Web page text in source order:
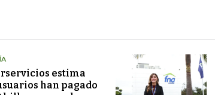
estima
han pagado